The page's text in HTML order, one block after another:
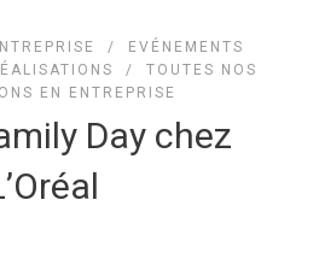
/
EVÉNEMENTS
/ TOUTES NOS
EN ENTREPRISE
Day chez